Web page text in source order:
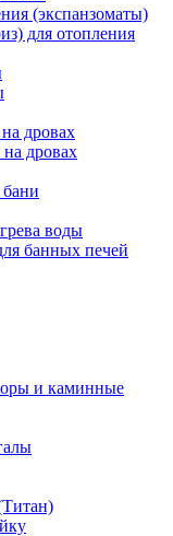
(экспанзоматы)
для отопления
дровах
дровах
воды
банных печей
и каминные